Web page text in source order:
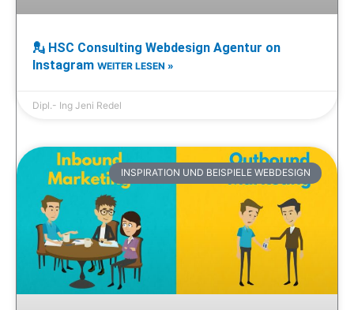
💂 HSC Consulting Webdesign Agentur on
Instagram WEITER LESEN »
Dipl.- Ing Jeni Redel
INSPIRATION UND BEISPIELE WEBDESIGN